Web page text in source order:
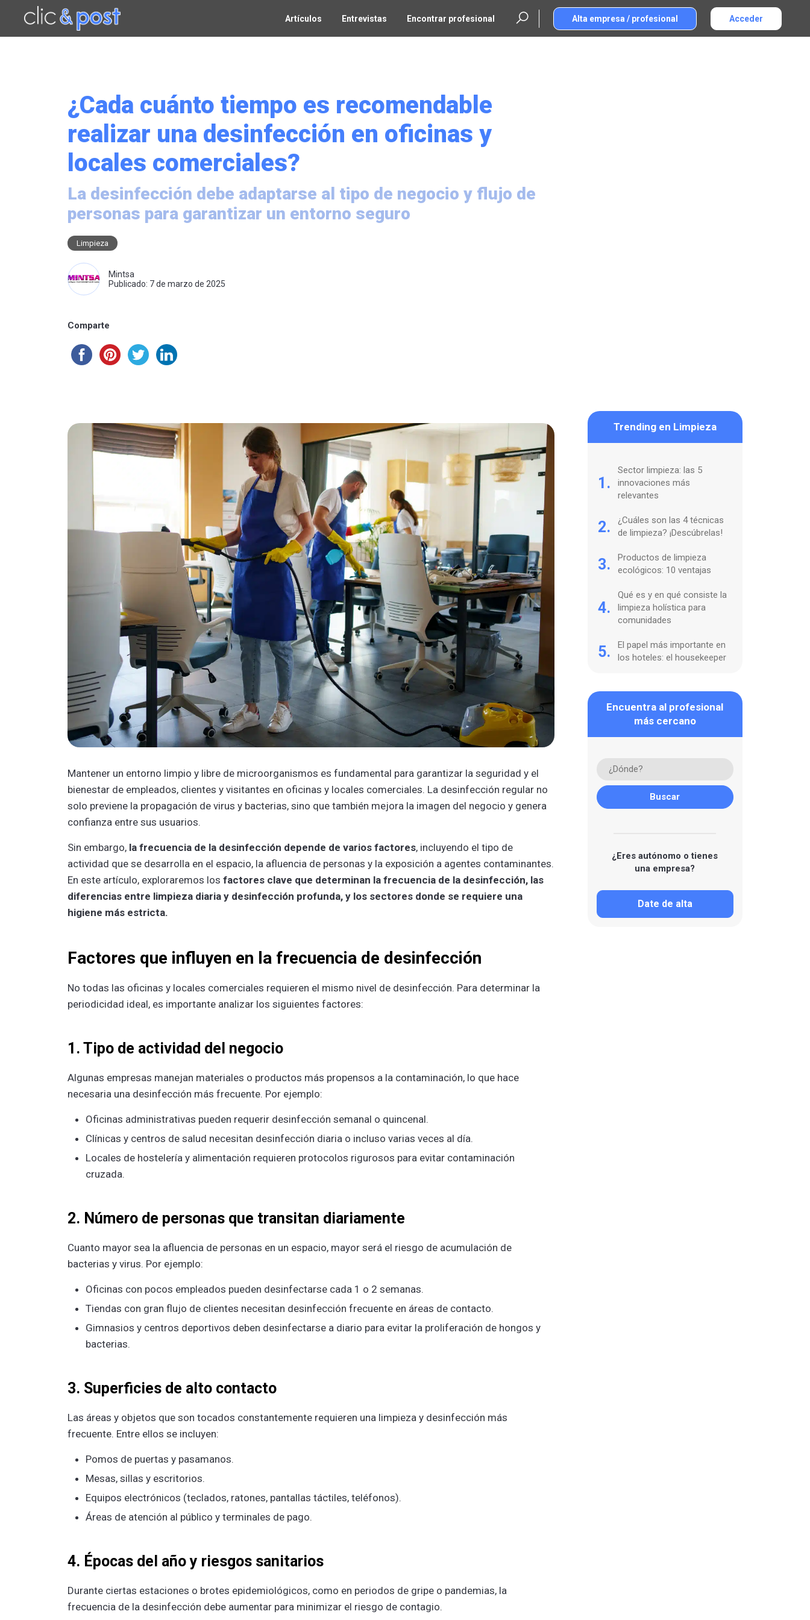
Artículos Entrevistas Encontrar profesional Alta empresa / profesional Acceder
¿Cada cuánto tiempo es recomendable
realizar una desinfección en oficinas y
locales comerciales?
La desinfección debe adaptarse al tipo de negocio y flujo de
personas para garantizar un entorno seguro
Limpieza
Mintsa
Publicado: 7 de marzo de 2025
Comparte
Mantener un entorno limpio y libre de microorganismos es fundamental para garantizar la seguridad y el
bienestar de empleados, clientes y visitantes en oficinas y locales comerciales. La desinfección regular no
solo previene la propagación de virus y bacterias, sino que también mejora la imagen del negocio y genera
confianza entre sus usuarios.
Sin embargo, la frecuencia de la desinfección depende de varios factores, incluyendo el tipo de
actividad que se desarrolla en el espacio, la afluencia de personas y la exposición a agentes contaminantes.
En este artículo, exploraremos los factores clave que determinan la frecuencia de la desinfección, las
diferencias entre limpieza diaria y desinfección profunda, y los sectores donde se requiere una
higiene más estricta.
Factores que influyen en la frecuencia de desinfección
No todas las oficinas y locales comerciales requieren el mismo nivel de desinfección. Para determinar la
periodicidad ideal, es importante analizar los siguientes factores:
1. Tipo de actividad del negocio
Algunas empresas manejan materiales o productos más propensos a la contaminación, lo que hace
necesaria una desinfección más frecuente. Por ejemplo:
Oficinas administrativas pueden requerir desinfección semanal o quincenal.
Clínicas y centros de salud necesitan desinfección diaria o incluso varias veces al día.
Locales de hostelería y alimentación requieren protocolos rigurosos para evitar contaminación
cruzada.
2. Número de personas que transitan diariamente
Cuanto mayor sea la afluencia de personas en un espacio, mayor será el riesgo de acumulación de
bacterias y virus. Por ejemplo:
Oficinas con pocos empleados pueden desinfectarse cada 1 o 2 semanas.
Tiendas con gran flujo de clientes necesitan desinfección frecuente en áreas de contacto.
Gimnasios y centros deportivos deben desinfectarse a diario para evitar la proliferación de hongos y
bacterias.
3. Superficies de alto contacto
Las áreas y objetos que son tocados constantemente requieren una limpieza y desinfección más
frecuente. Entre ellos se incluyen:
Pomos de puertas y pasamanos.
Mesas, sillas y escritorios.
Equipos electrónicos (teclados, ratones, pantallas táctiles, teléfonos).
Áreas de atención al público y terminales de pago.
4. Épocas del año y riesgos sanitarios
Durante ciertas estaciones o brotes epidemiológicos, como en periodos de gripe o pandemias, la
frecuencia de la desinfección debe aumentar para minimizar el riesgo de contagio.
Trending en Limpieza
1.
Sector limpieza: las 5
innovaciones más
relevantes
2.
¿Cuáles son las 4 técnicas
de limpieza? ¡Descúbrelas!
3.
Productos de limpieza
ecológicos: 10 ventajas
4.
Qué es y en qué consiste la
limpieza holística para
comunidades
5.
El papel más importante en
los hoteles: el housekeeper
Encuentra al profesional
más cercano
¿Eres autónomo o tienes
una empresa?
Date de alta